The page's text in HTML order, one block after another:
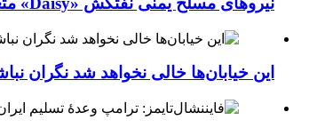
این خیابان‌ها خالی نخواهد شد نگران